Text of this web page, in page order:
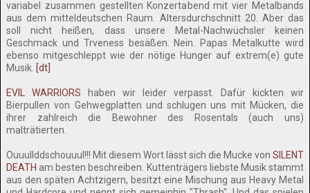
variabel zusammen gestellten Konzertabend mit vier Metalbands
aus dem mitteldeutschen Raum. Altersdurchschnitt 20. Aber das
soll nicht heißen, dass unsere Metal-Nachwüchsler keinen
Geschmack und Trveness besäßen. Nein. Papas Metalkutte wird
ebenso mitgeschleppt wie der nötige Hunger auf extrem(e) gute
Musik. [dt]
EVIL WARRIORS haben wir leider verpasst. Dafür kickten wir
Bierpullen von Gehwegplatten und schlugen uns mit Mücken, die
ihrer zahlreich die Bewohner des Rosentals (auch uns)
malträtierten.
Ouuullddschouuul!!! Mit diesem Wort lässt sich die Mucke von SILENT
DEATH am besten beschreiben. Kuttenträgers liebste Musik stammt
aus den späten Achtzigern, besitzt eine Mischung aus Heavy Metal